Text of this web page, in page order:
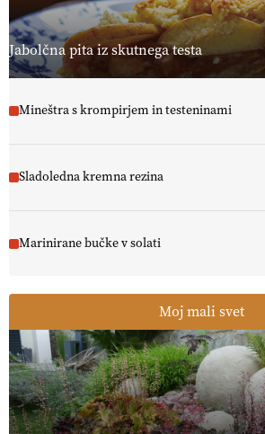
Jabolčna pita iz skutnega testa
Mineštra s krompirjem in testeninami
Sladoledna kremna rezina
Marinirane bučke v solati
Moj mali svet